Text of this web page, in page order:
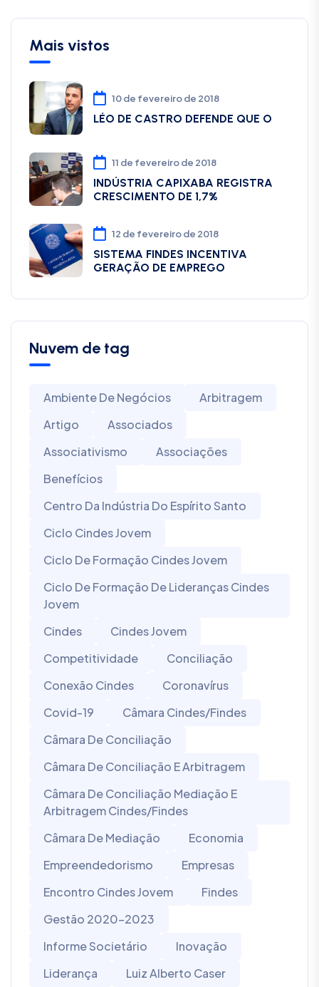
Mais vistos
10 de fevereiro de 2018
LÉO DE CASTRO DEFENDE QUE O
11 de fevereiro de 2018
INDÚSTRIA CAPIXABA REGISTRA
CRESCIMENTO DE 1,7%
12 de fevereiro de 2018
SISTEMA FINDES INCENTIVA
GERAÇÃO DE EMPREGO
Nuvem de tag
Ambiente De Negócios
Arbitragem
Artigo
Associados
Associativismo
Associações
Benefícios
Centro Da Indústria Do Espírito Santo
Ciclo Cindes Jovem
Ciclo De Formação Cindes Jovem
Ciclo De Formação De Lideranças Cindes
Jovem
Cindes
Cindes Jovem
Competitividade
Conciliação
Conexão Cindes
Coronavírus
Covid-19
Câmara Cindes/Findes
Câmara De Conciliação
Câmara De Conciliação E Arbitragem
Câmara De Conciliação Mediação E
Arbitragem Cindes/Findes
Câmara De Mediação
Economia
Empreendedorismo
Empresas
Encontro Cindes Jovem
Findes
Gestão 2020-2023
Informe Societário
Inovação
Liderança
Luiz Alberto Caser